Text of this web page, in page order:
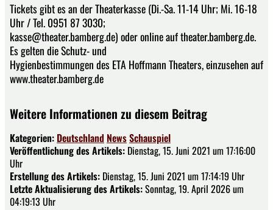
Tickets gibt es an der Theaterkasse (Di.-Sa. 11-14 Uhr; Mi. 16-18
Uhr / Tel. 0951 87 3030;
kasse@theater.bamberg.de) oder online auf theater.bamberg.de.
Es gelten die Schutz- und
Hygienbestimmungen des ETA Hoffmann Theaters, einzusehen auf
www.theater.bamberg.de
Weitere Informationen zu diesem Beitrag
Kategorien: Deutschland NewsSchauspiel
Veröffentlichung des Artikels: Dienstag, 15. Juni 2021 um 17:16:00
Uhr
Erstellung des Artikels: Dienstag, 15. Juni 2021 um 17:14:19 Uhr
Letzte Aktualisierung des Artikels:Sonntag, 19. April 2026 um
04:19:13 Uhr